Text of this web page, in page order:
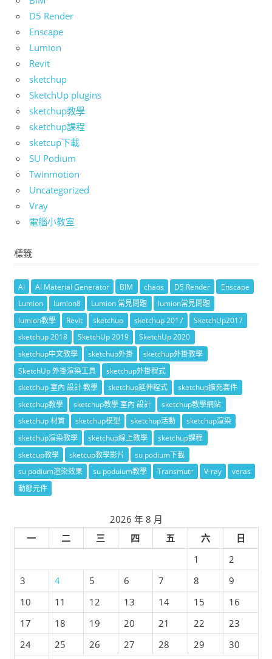
D5 Render
Enscape
Lumion
Revit
sketchup
SketchUp plugins
sketchup教學
sketchup課程
sketcup下載
SU Podium
Twinmotion
Uncategorized
Vray
電腦小教室
標籤
AI AI Material Generator BIM chaos D5 Render
Enscape
Lumion
lumion8 Lumion 常見問題
lumion常見問題
lumion教學
Revit sketchup sketchup 2017
SketchUp2017
sketchup 2018
SketchUp 2019
SketchUp 2020
sketchup中文教學
sketchup外掛
sketchup外掛教學
SketchUp 外掛渲染工具
sketchup外掛程式
sketchup 室內 設計 教學
sketchup延伸程式
sketchup擴充套件
sketchup教學
sketchup教學 室內 設計
sketchup教學網站
sketchup 材質
sketchup模型 sketchup活動
sketchup渲染
sketchup渲染教學
sketchup線上教學
sketchup課程
sketcup教學
sketcup教學影片
su podium下載
su podium渲染效果
su poduium教學 Transmutr V-ray
veras
動態元件
2026 年 8 月
一
二 三 四 五 六
日
1
2
3
4 5 6 7 8
9
10
11 12 13 14 15
16
17
18 19 20 21 22
23
24
25 26 27 28 29
30